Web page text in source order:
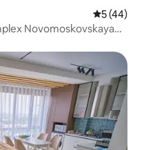
5 (44)
Novomoskovskaya